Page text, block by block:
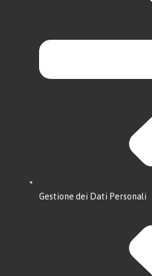
Gestione dei Dati Personali